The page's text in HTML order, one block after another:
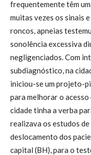
frequentemente têm
muitas vezes os sinais
roncos, apneias
sonolência excessiva
negligenciados. Com
subdiagnóstico, na
iniciou-se um projeto-
para melhorar o
cidade tinha a verba
realizava os estudos
deslocamento dos
capital (BH), para o